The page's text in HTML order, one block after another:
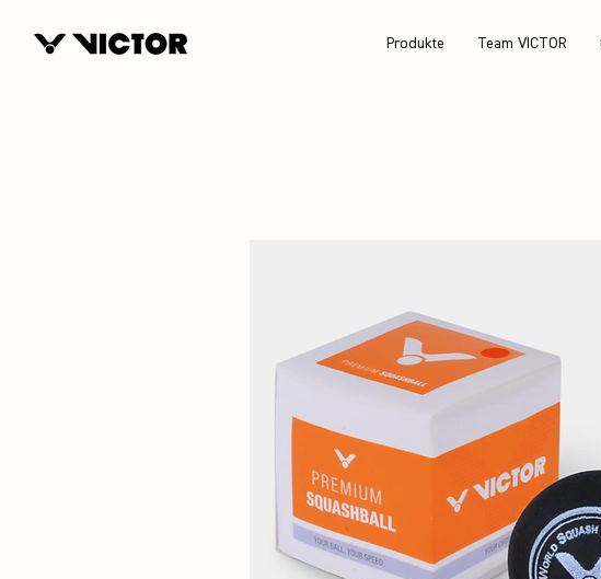
Produkte Team VICTOR